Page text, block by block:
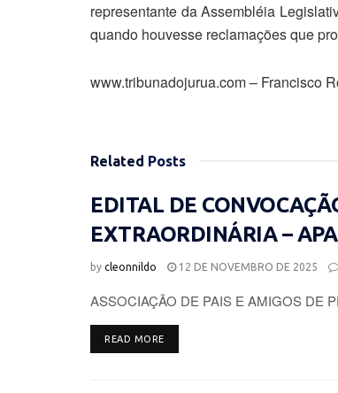
representante da Assembléia
quando houvesse reclamações que
www.tribunadojurua.com – Francisco
Related Posts
EDITAL DE
EXTRAORDINÁRIA –
by cleonnildo 12 DE NOVEMBRO DE 2025
ASSOCIAÇÃO DE PAIS E AMIGOS DE
READ MOREDETAILS